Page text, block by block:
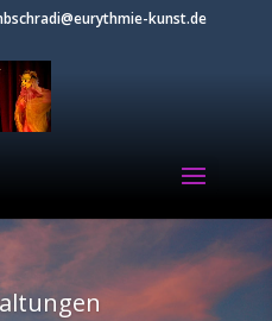
kunst.de